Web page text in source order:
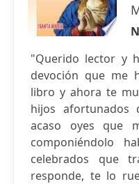
"Querido lector y
devoción que me
libro y ahora te
hijos afortunados
acaso oyes que
componiéndolo
celebrados que
responde, te lo